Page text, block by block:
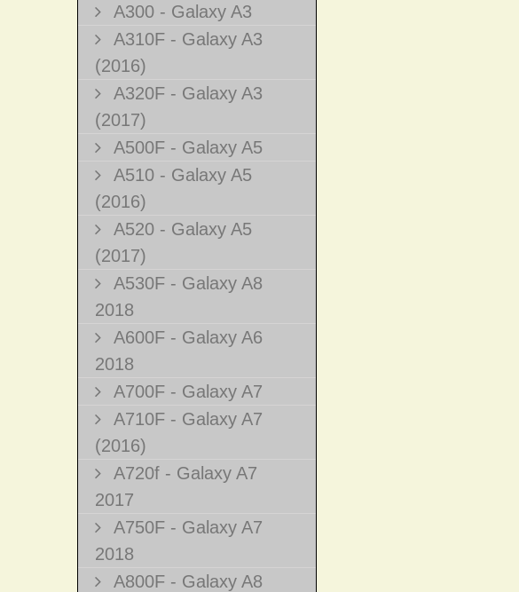
A300 - Galaxy A3
A310F - Galaxy A3
(2016)
A320F - Galaxy A3
(2017)
A500F - Galaxy A5
A510 - Galaxy A5
(2016)
A520 - Galaxy A5
(2017)
A530F - Galaxy A8
2018
A600F - Galaxy A6
2018
A700F - Galaxy A7
A710F - Galaxy A7
(2016)
A720f - Galaxy A7
2017
A750F - Galaxy A7
2018
A800F - Galaxy A8